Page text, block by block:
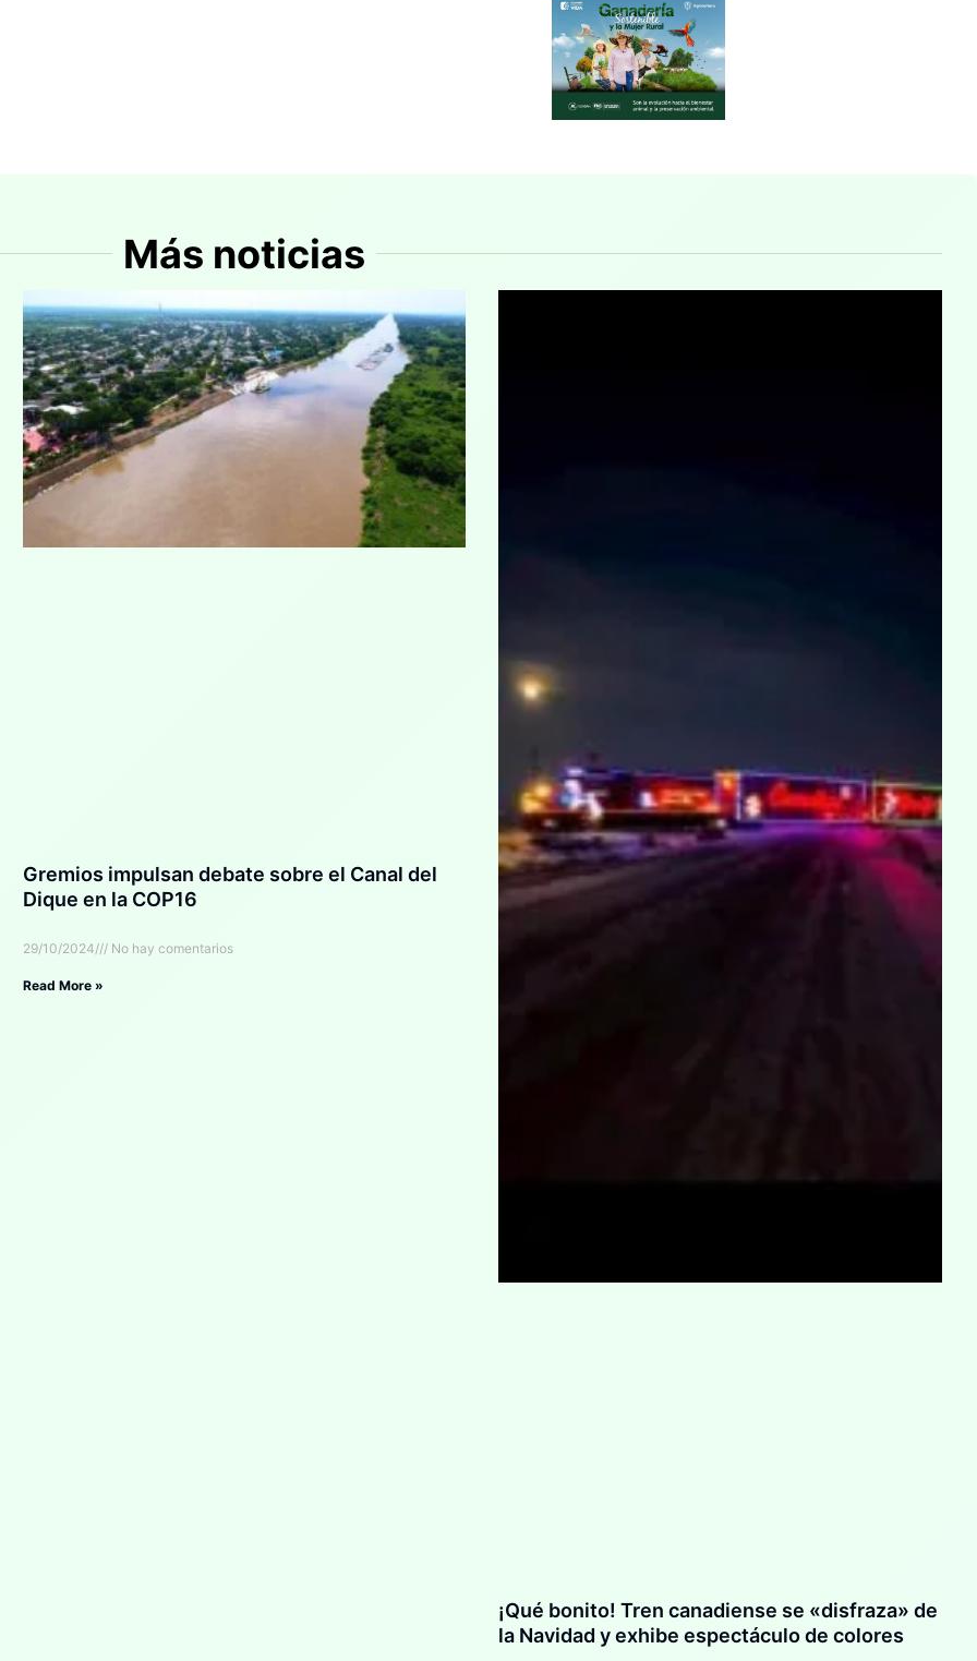
Más noticias
Gremios impulsan debate sobre el Canal del
Dique en la COP16
29/10/2024 No hay comentarios
Read More »
¡Qué bonito! Tren canadiense se «disfraza» de
la Navidad y exhibe espectáculo de colores